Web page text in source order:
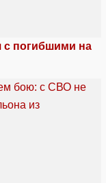
с погибшими на